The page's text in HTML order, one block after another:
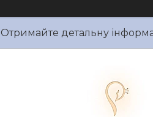
Отримайте детальну